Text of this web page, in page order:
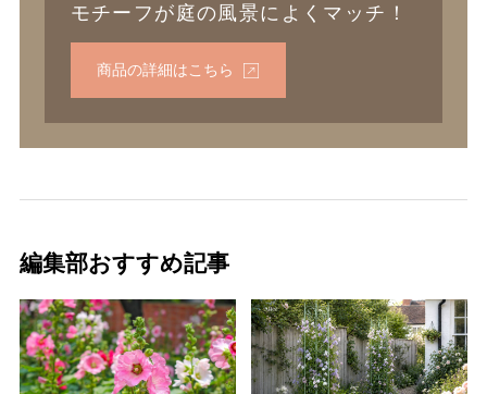
モチーフが庭の風景によくマッチ！
商品の詳細はこちら
編集部おすすめ記事